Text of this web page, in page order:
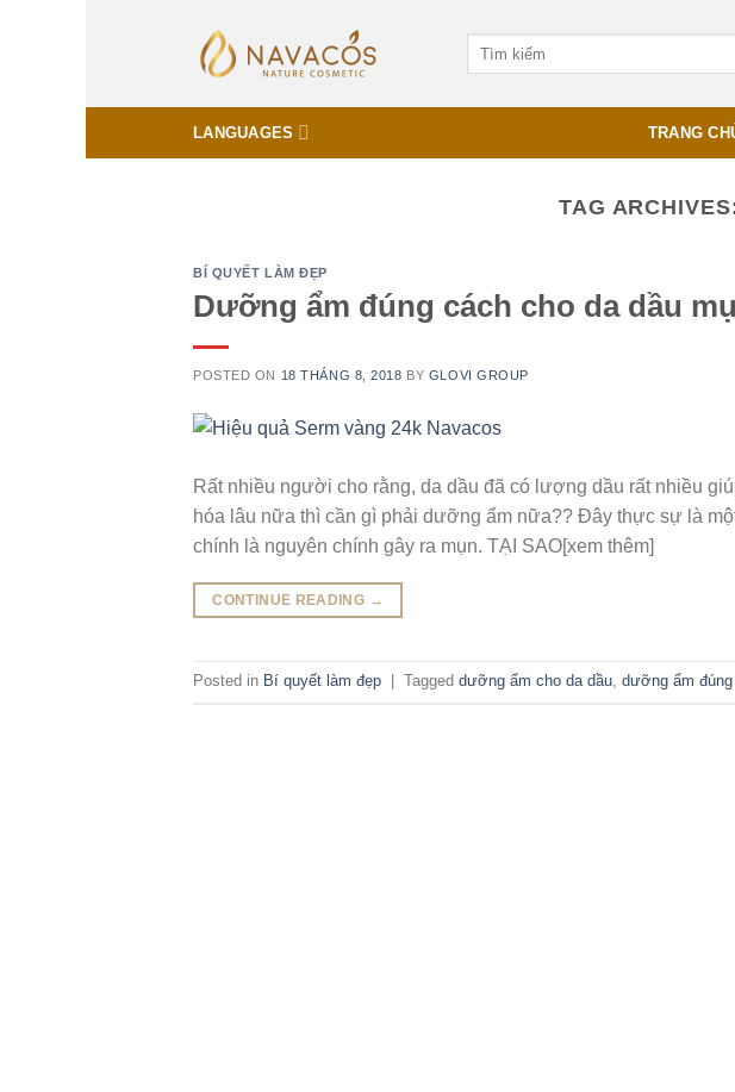
LANGUAGES TRANG
TAG
BÍ QUYẾT LÀM ĐẸP
Dưỡng ẩm đúng cách cho da dầu
POSTED ON 18 THÁNG 8, 2018 BY GLOVI GROUP
Rất nhiều người cho rằng, da dầu đã có lượng dầu rất nhiều
hóa lâu nữa thì cần gì phải dưỡng ẩm nữa?? Đây thực sự là
chính là nguyên chính gây ra mụn. TẠI SAO[xem thêm]
CONTINUE READING →
Posted in Bí quyết làm đẹp Tagged dưỡng ẩm cho da dầu, dưỡng ẩm